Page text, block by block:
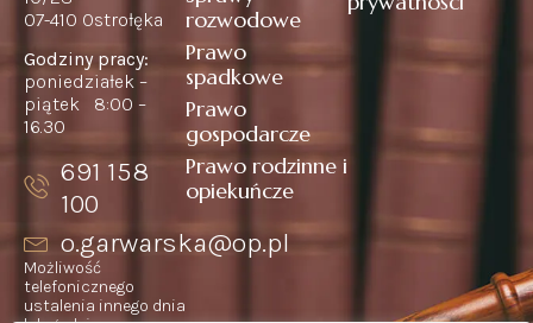
07-410 Ostrołęka
Godziny pracy:
poniedziałek –
piątek 8:00 –
16.30
691 158
100
o.garwarska@op.pl
Możliwość
telefonicznego
ustalenia innego dnia
rozwodowe
Prawo
spadkowe
Prawo
gospodarcze
Prawo rodzinne i
opiekuńcze